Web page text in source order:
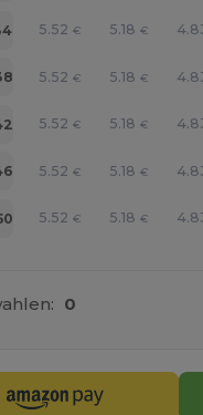
5.52 € 5.18 €
5.52 € 5.18 €
5.52 € 5.18 €
5.52 € 5.18 €
5.52 € 5.18 €
0